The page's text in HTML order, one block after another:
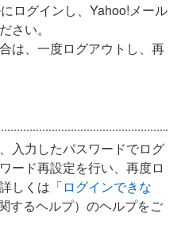
にログインし、Yahoo!メール
さい。
は、一度ログアウトし、再
入力したパスワードでログ
ード再設定を行い、再度ロ
しくは「ログインできな
するヘルプ）のヘルプをご